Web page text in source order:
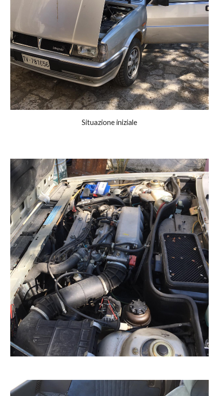
Situazione iniziale